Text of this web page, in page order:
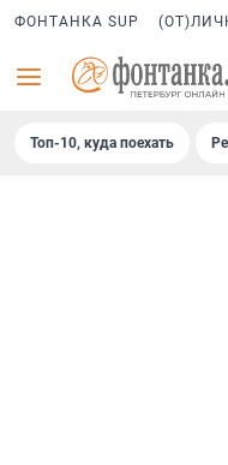
ФОНТАНКА SUP
Топ-10, куда поехать